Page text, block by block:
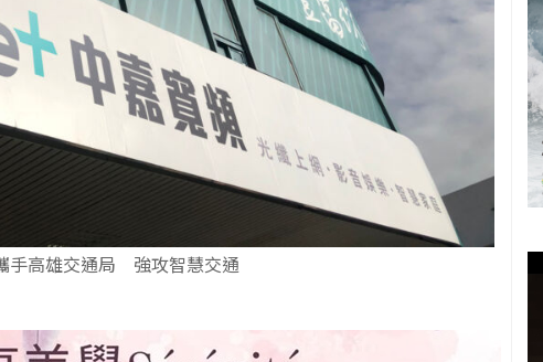
手高雄交通局 強攻智慧交通